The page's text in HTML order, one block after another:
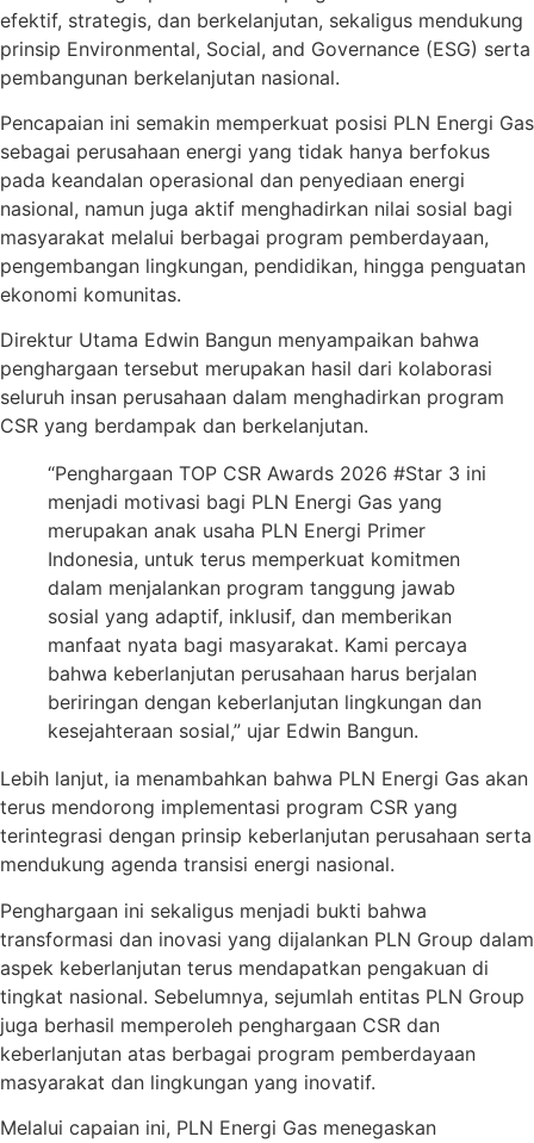
efektif, strategis, dan berkelanjutan, sekaligus mendukung
prinsip Environmental, Social, and Governance (ESG) serta
pembangunan berkelanjutan nasional.
Pencapaian ini semakin memperkuat posisi PLN Energi Gas
sebagai perusahaan energi yang tidak hanya berfokus
pada keandalan operasional dan penyediaan energi
nasional, namun juga aktif menghadirkan nilai sosial bagi
masyarakat melalui berbagai program pemberdayaan,
pengembangan lingkungan, pendidikan, hingga penguatan
ekonomi komunitas.
Direktur Utama Edwin Bangun menyampaikan bahwa
penghargaan tersebut merupakan hasil dari kolaborasi
seluruh insan perusahaan dalam menghadirkan program
CSR yang berdampak dan berkelanjutan.
“Penghargaan TOP CSR Awards 2026 #Star 3 ini
menjadi motivasi bagi PLN Energi Gas yang
merupakan anak usaha PLN Energi Primer
Indonesia, untuk terus memperkuat komitmen
dalam menjalankan program tanggung jawab
sosial yang adaptif, inklusif, dan memberikan
manfaat nyata bagi masyarakat. Kami percaya
bahwa keberlanjutan perusahaan harus berjalan
beriringan dengan keberlanjutan lingkungan dan
kesejahteraan sosial,” ujar Edwin Bangun.
Lebih lanjut, ia menambahkan bahwa PLN Energi Gas akan
terus mendorong implementasi program CSR yang
terintegrasi dengan prinsip keberlanjutan perusahaan serta
mendukung agenda transisi energi nasional.
Penghargaan ini sekaligus menjadi bukti bahwa
transformasi dan inovasi yang dijalankan PLN Group dalam
aspek keberlanjutan terus mendapatkan pengakuan di
tingkat nasional. Sebelumnya, sejumlah entitas PLN Group
juga berhasil memperoleh penghargaan CSR dan
keberlanjutan atas berbagai program pemberdayaan
masyarakat dan lingkungan yang inovatif.
Melalui capaian ini, PLN Energi Gas menegaskan